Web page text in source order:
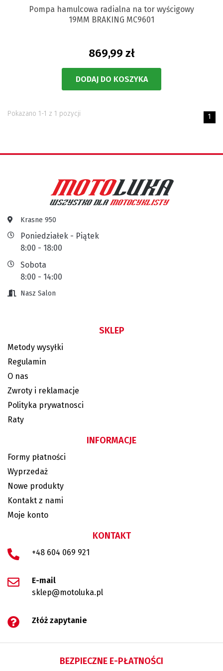
Pompa hamulcowa radialna na tor wyścigowy
19MM BRAKING MC9601
869,99 zł
DODAJ DO KOSZYKA
Pokazano 1-1 z 1 pozycji 1
Krasne 950
Poniedziałek - Piątek
8:00 - 18:00
Sobota
8:00 - 14:00
Nasz Salon
SKLEP
Metody wysyłki
Regulamin
O nas
Zwroty i reklamacje
Polityka prywatnosci
Raty
INFORMACJE
Formy płatności
Wyprzedaż
Nowe produkty
Kontakt z nami
Moje konto
KONTAKT
+48 604 069 921
E-mail
sklep@motoluka.pl
Złóż zapytanie
BEZPIECZNE E-PŁATNOŚCI